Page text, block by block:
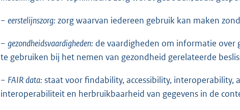
− eerstelijnszorg: zorg waarvan iedereen gebruik kan maken
− gezondheidsvaardigheden: de vaardigheden om informatie over
te gebruiken bij het nemen van gezondheid gerelateerde
− FAIR data: staat voor findability, accessibility,
interoperabiliteit en herbruikbaarheid van gegevens in de